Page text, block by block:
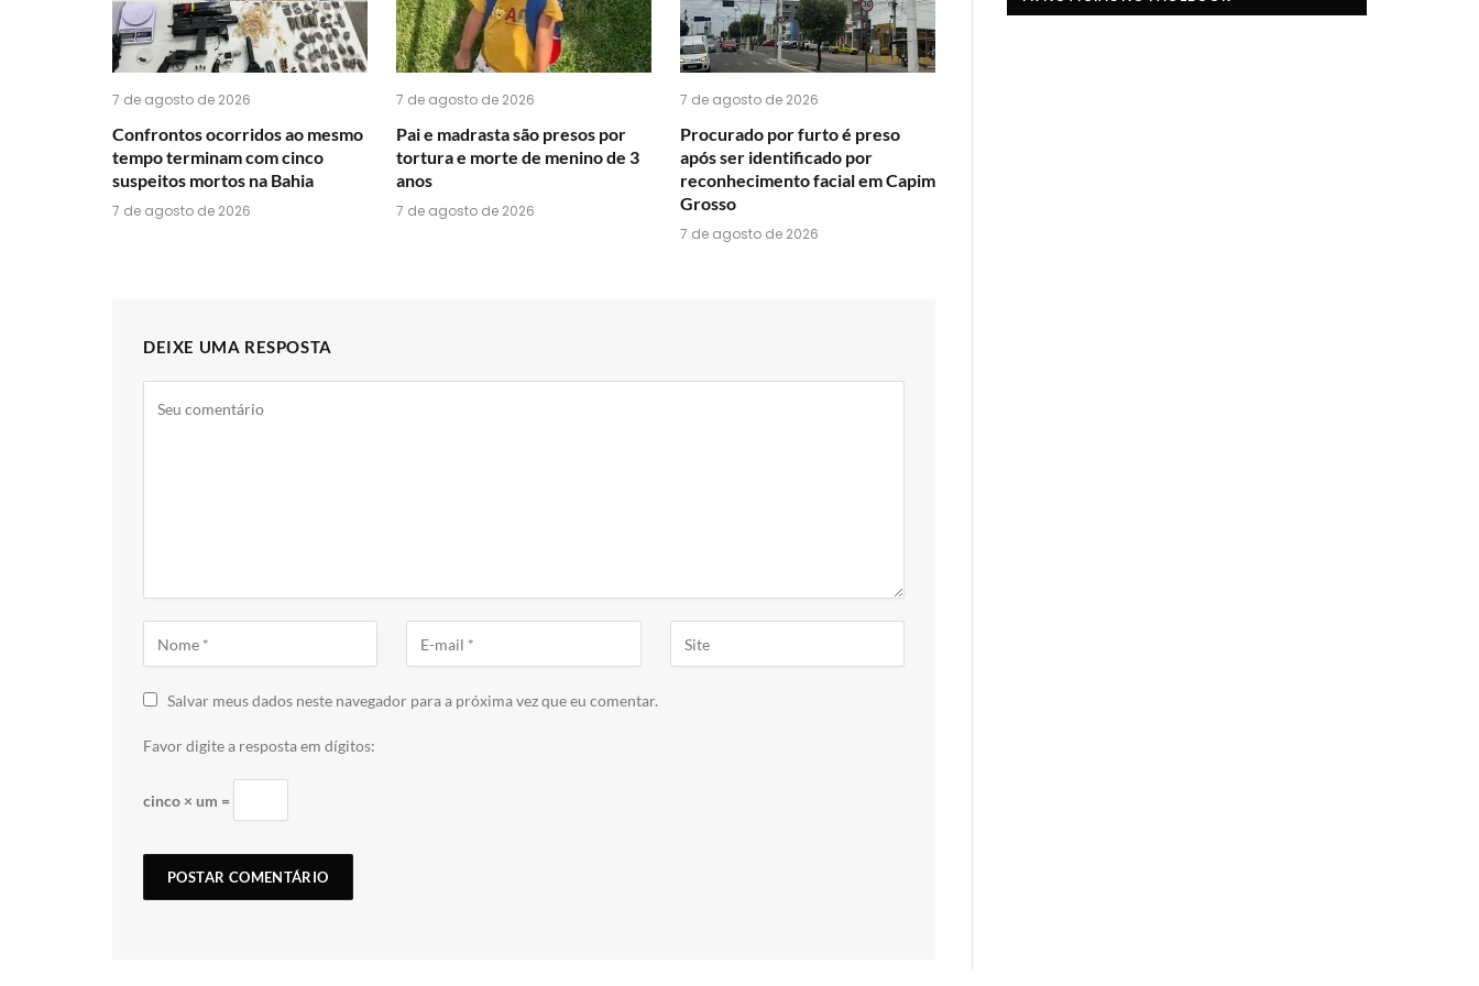
7 de agosto de 2026
Confrontos ocorridos ao mesmo
tempo terminam com cinco
suspeitos mortos na Bahia
7 de agosto de 2026
7 de agosto de 2026
Pai e madrasta são presos por
tortura e morte de menino de 3
anos
7 de agosto de 2026
7 de agosto de 2026
Procurado por furto é preso
após ser identificado por
reconhecimento facial em Capim
Grosso
7 de agosto de 2026
DEIXE UMA RESPOSTA
Salvar meus dados neste navegador para a próxima vez que eu comentar.
Favor digite a resposta em dígitos:
cinco × um =